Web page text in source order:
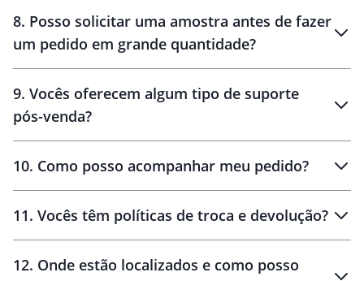
8. Posso solicitar uma amostra antes de fazer
um pedido em grande quantidade?
amostras
9. Vocês oferecem algum tipo de suporte
pós-venda?
10. Como posso acompanhar meu pedido?
11. Vocês têm políticas de troca e devolução?
12. Onde estão localizados e como posso